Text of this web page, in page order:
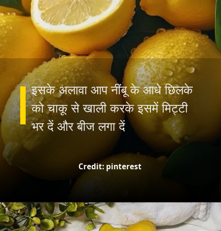
इसके अलावा आप नींबू के आधे छिलके
को चाकू से खाली करके इसमें मिट्टी
Credit: pinterest